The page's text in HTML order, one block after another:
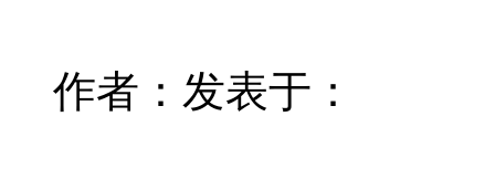
作者： 发表于：